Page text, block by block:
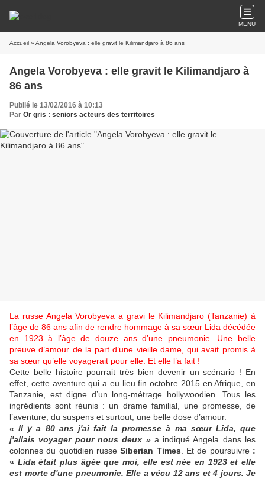
MENU
Accueil » Angela Vorobyeva : elle gravit le Kilimandjaro à 86 ans
Angela Vorobyeva : elle gravit le Kilimandjaro à
86 ans
Publié le 13/02/2016 à 10:13
Par Or gris : seniors acteurs des territoires
La russe Angela Vorobyeva a gravi le Kilimandjaro (Tanzanie) à
l’âge de 86 ans afin de rendre hommage à sa sœur Lida décédée
en 1923 à l’âge de douze ans d’une pneumonie. Une belle
preuve d’amour de la part d’une vieille dame, qui avait promis à
sa sœur qu’elle voyagerait pour elle. Et elle l’a fait !
Cette belle histoire pourrait très bien devenir un scénario ! En
effet, cette aventure qui a eu lieu fin octobre 2015 en Afrique, en
Tanzanie, est digne d’un long-métrage hollywoodien. Tous les
ingrédients sont réunis : un drame familial, une promesse, de
l’aventure, du suspens et surtout, une belle dose d’amour.
« Il y a 80 ans j'ai fait la promesse à ma sœur Lida, que
j'allais voyager pour nous deux »a indiqué Angela dans les
colonnes du quotidien russeSiberian Times . Et de poursuivre :
« Lida était plus âgée que moi, elle est née en 1923 et elle
est morte d'une pneumonie. Elle a vécu 12 ans et 4 jours. Je